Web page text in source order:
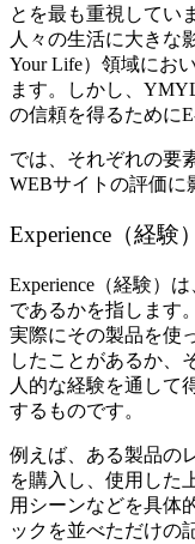
とを最も重視してい
人々の生活に大きな
Your Life）領域にお
ます。しかし、
の信頼を得るために
では、それぞれの要
WEBサイトの評価に
Experience（経験
Experience（経験）
であるかを指します
実際にその製品を使
したことがあるか、
人的な経験を通して
するものです。
例えば、ある製品の
を購入し、使用した
用シーンなどを具体
ックを並べただけの